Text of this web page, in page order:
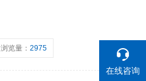
浏览量：2975
在线咨询